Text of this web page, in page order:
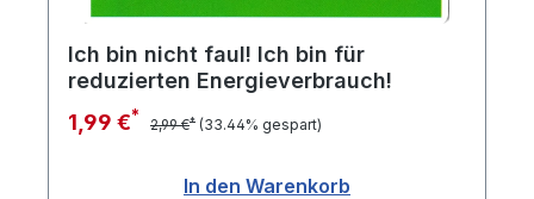
Ich bin nicht faul! Ich bin für
reduzierten Energieverbrauch!
1,99 €* 2,99 €* (33.44% gespart)
In den Warenkorb